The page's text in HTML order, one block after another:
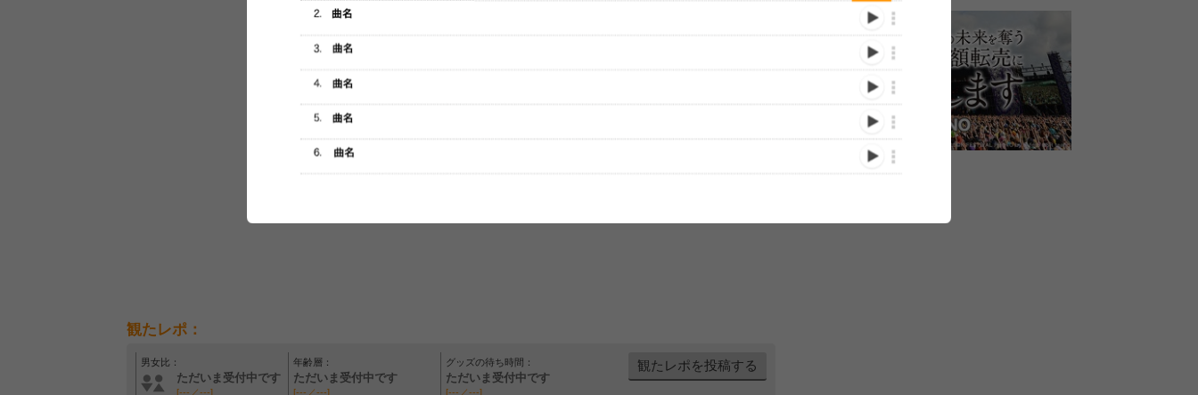
観たレポ：
男女比：
ただいま受付中です
[---／---]
年齢層：
ただいま受付中です
[---／---]
グッズの待ち時間：
ただいま受付中です
[---／---]
観たレポを投稿する